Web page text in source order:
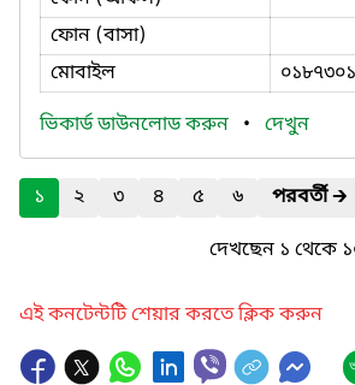
ফোন (বাসা)
মোবাইল
ভিকার্ড ডাউনলোড করুন • দেখুন
১ ২ ৩ ৪ ৫ ৬ পরবর্তী🡲
দেখছেন ১ থেকে
এই কনটেন্টটি শেয়ার করতে ক্লিক করুন